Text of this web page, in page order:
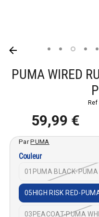
PUMA WIRED
Ref
59,99 €
ParPUMA
Couleur
01PUMA BLACK-PUMA
05HIGH RISK RED-
03PEACOAT-PUMA